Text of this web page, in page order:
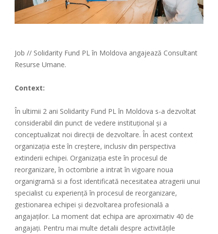
Job // Solidarity Fund PL în Moldova angajează Consultant
Resurse Umane.
Context:
În ultimii 2 ani Solidarity Fund PL în Moldova s-a dezvoltat
considerabil din punct de vedere instituțional și a
conceptualizat noi direcții de dezvoltare. În acest context
organizația este în creștere, inclusiv din perspectiva
extinderii echipei. Organizația este în procesul de
reorganizare, în octombrie a intrat în vigoare noua
organigramă si a fost identificată necesitatea atragerii unui
specialist cu experiență în procesul de reorganizare,
gestionarea echipei și dezvoltarea profesională a
angajaților. La moment dat echipa are aproximativ 40 de
angajați. Pentru mai multe detalii despre activitățile